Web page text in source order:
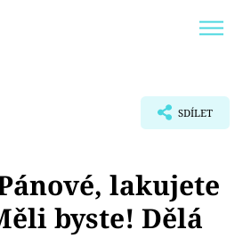
SDÍLET
lakujete
byste! Dělá